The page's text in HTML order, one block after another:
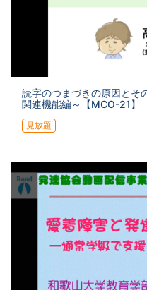
読字のつまづきの原因と
関連機能編～【MCO-21】
見放題